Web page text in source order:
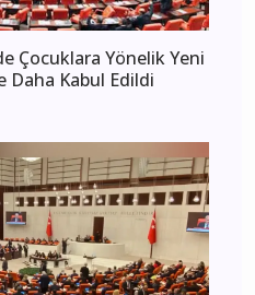
Çocuklara Yönelik Yeni
Daha Kabul Edildi